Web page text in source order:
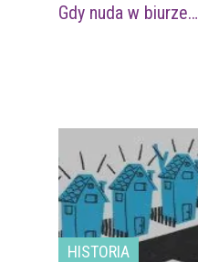
Gdy nuda w biurze…
HISTORIA